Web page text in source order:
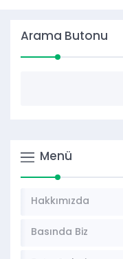
Arama Butonu
Menü
Hakkımızda
Basında Biz